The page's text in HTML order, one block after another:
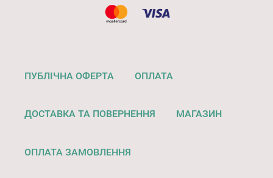
ПУБЛІЧНА ОФЕРТА ОПЛАТА
ДОСТАВКА ТА ПОВЕРНЕННЯ МАГАЗИН
ОПЛАТА ЗАМОВЛЕННЯ